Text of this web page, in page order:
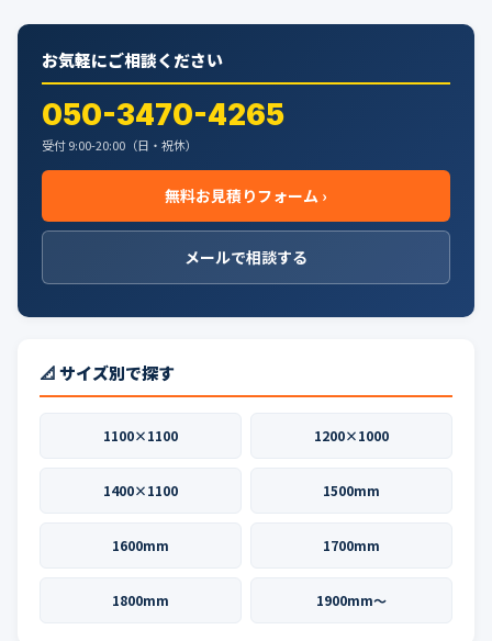
お気軽にご相談ください
050-3470-4265
受付 9:00-20:00（日・祝休）
無料お見積りフォーム ›
メールで相談する
📐 サイズ別で探す
1100×1100 1200×1000
1400×1100 1500mm
1600mm 1700mm
1800mm 1900mm〜